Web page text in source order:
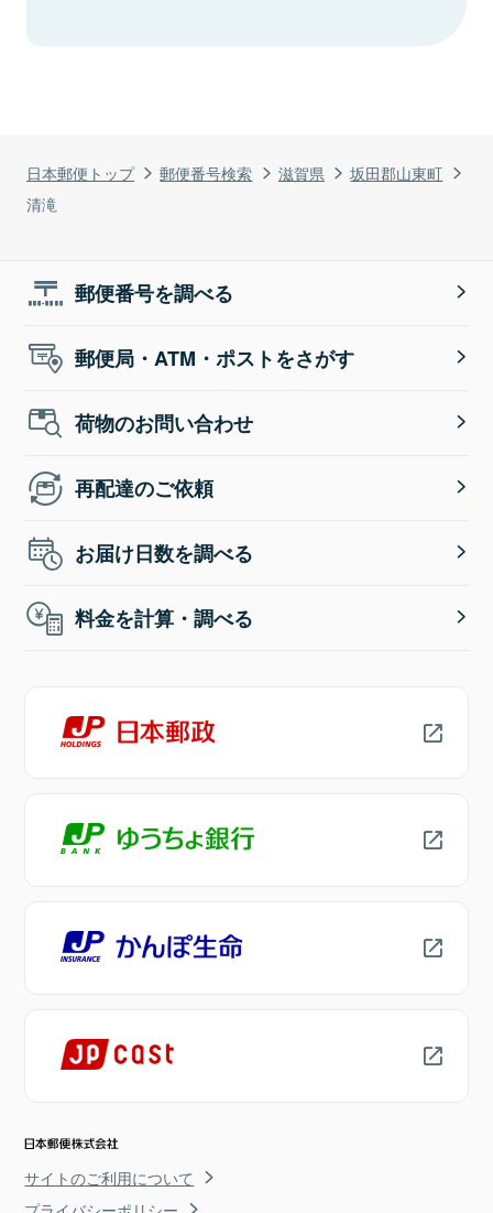
日本郵便トップ 郵便番号検索 滋賀県
坂田郡山東町
清滝
郵便番号を調べる
郵便局・ATM・ポストをさがす
荷物のお問い合わせ
再配達のご依頼
お届け日数を調べる
料金を計算・調べる
サイトのご利用について